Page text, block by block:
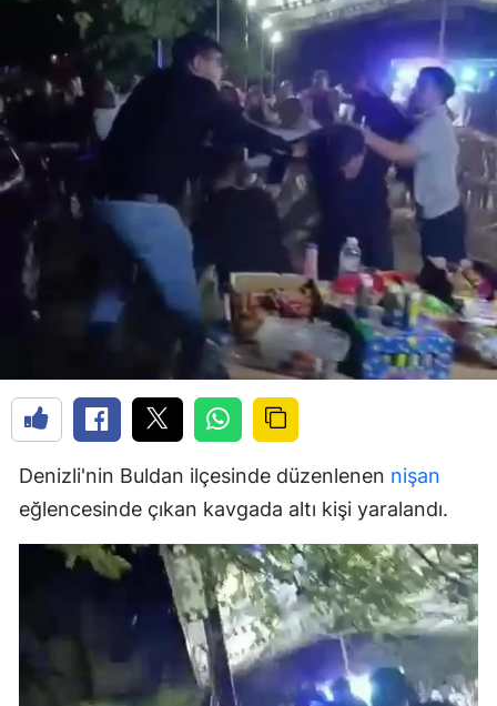
Denizli'nin Buldan ilçesinde düzenlenen nişan
eğlencesinde çıkan kavgada altı kişi yaralandı.